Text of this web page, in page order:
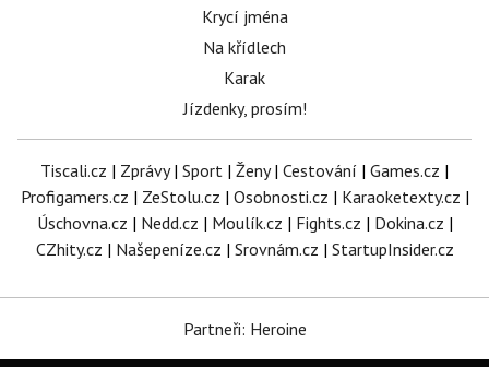
Krycí jména
Na křídlech
Karak
Jízdenky, prosím!
Tiscali.cz | Zprávy| Sport | Ženy| Cestování | Games.cz |
Profigamers.cz | ZeStolu.cz | Osobnosti.cz | Karaoketexty.cz |
Úschovna.cz | Nedd.cz | Moulík.cz | Fights.cz | Dokina.cz |
CZhity.cz | Našepeníze.cz | Srovnám.cz | StartupInsider.cz
Partneři: Heroine